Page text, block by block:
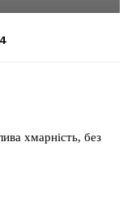
хмарність, без